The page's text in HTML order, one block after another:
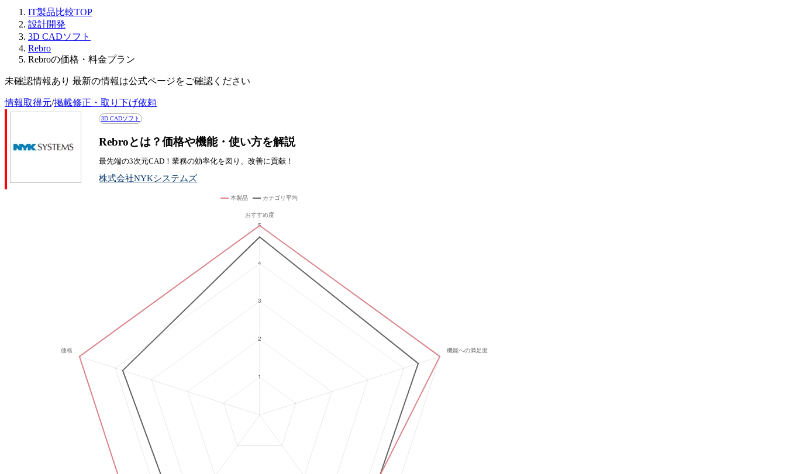
IT製品比較TOP
設計開発
3D CADソフト
Rebro
Rebroの価格・料金プラン
未確認情報あり 最新の情報は公式ページをご確認ください
情報取得元/掲載修正・取り下げ依頼
3D CADソフト
Rebroとは？価格や機能・使い方を解説
最先端の3次元CAD！業務の効率化を図り、改善に貢献！
株式会社NYKシステムズ